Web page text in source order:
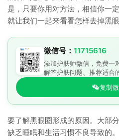
是，只要你用对方法，相信你一
就让我们一起来看看怎样去掉黑眼
微信号： 11715616
添加护肤师微信，免费一
解答护肤问题、推荐适合
复制
要了解黑眼圈形成的原因。大部
缺乏睡眠和生活习惯不良导致的